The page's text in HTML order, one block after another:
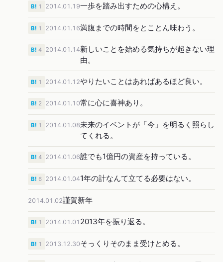
2014.01.19一歩を踏み出すための心構え。
B! 1
2014.01.16満腹までの時間をとことん味わう。
B! 1
2014.01.14新しいことを始める気持ちが起きない理
由。
B! 4
2014.01.12やりたいことはあればあるほど良い。
B! 1
2014.01.10常に心に喜神あり。
B! 2
2014.01.08未来のイベントが「今」を明るく照らし
てくれる。
B! 1
2014.01.06誰でも1億円の資産を持っている。
B! 4
2014.01.041年の計なんて立てる必要はない。
B! 6
2014.01.02謹賀新年
2014.01.01 2013年を振り返る。
B! 1
2013.12.30そっくりそのまま受けとめる。
B! 1